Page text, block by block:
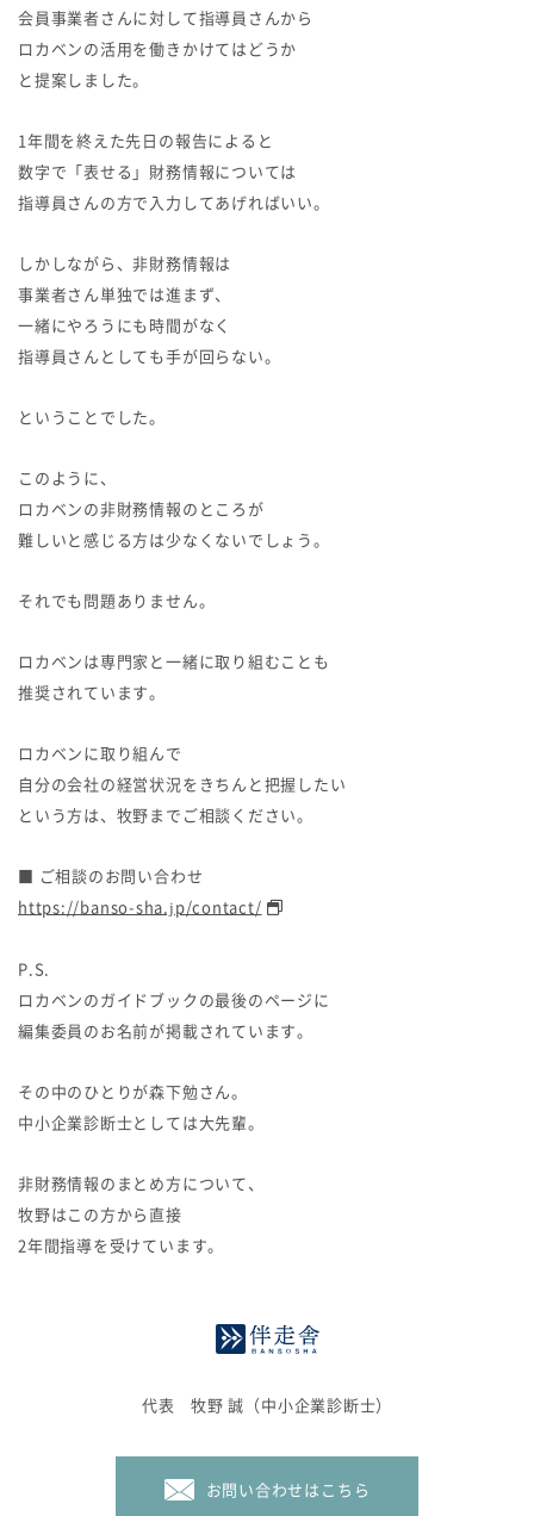
会員事業者さんに対して指導員さんから
ロカベンの活用を働きかけてはどうか
と提案しました。
1年間を終えた先日の報告によると
数字で「表せる」財務情報については
指導員さんの方で入力してあげればいい。
しかしながら、非財務情報は
事業者さん単独では進まず、
一緒にやろうにも時間がなく
指導員さんとしても手が回らない。
ということでした。
このように、
ロカベンの非財務情報のところが
難しいと感じる方は少なくないでしょう。
それでも問題ありません。
ロカベンは専門家と一緒に取り組むことも
推奨されています。
ロカベンに取り組んで
自分の会社の経営状況をきちんと把握したい
という方は、牧野までご相談ください。
■ ご相談のお問い合わせ
https://banso-sha.jp/contact/
P.S.
ロカベンのガイドブックの最後のページに
編集委員のお名前が掲載されています。
その中のひとりが森下勉さん。
中小企業診断士としては大先輩。
非財務情報のまとめ方について、
牧野はこの方から直接
2年間指導を受けています。
代表 牧野 誠（中小企業診断士）
お問い合わせはこちら